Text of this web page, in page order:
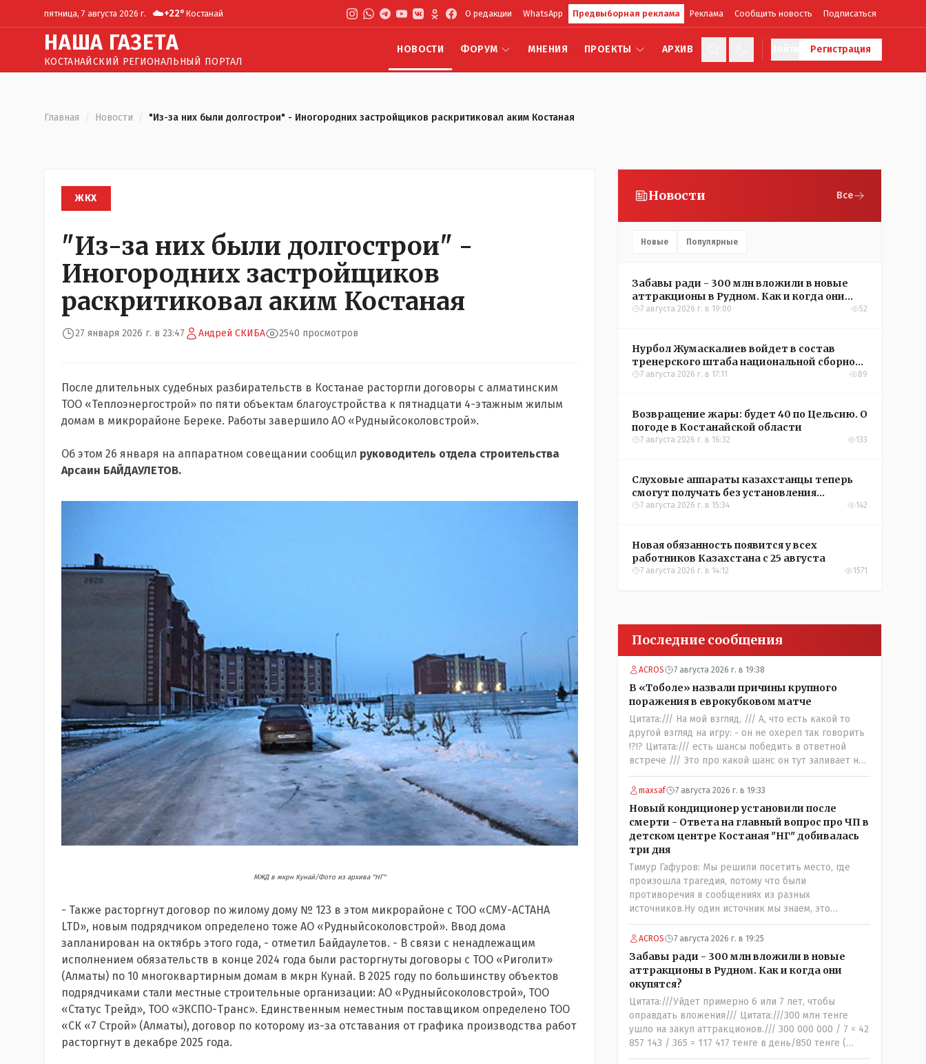
пятница, 7 августа 2026 г. ☁️+22° Костанай О редакции WhatsApp Предвыборная реклама Реклама Сообщить новость Подписаться
НАША ГАЗЕТА
КОСТАНАЙСКИЙ РЕГИОНАЛЬНЫЙ ПОРТАЛ
НОВОСТИ ФОРУМ МНЕНИЯ ПРОЕКТЫ АРХИВ Регистрация
Главная / Новости / "Из-за них были долгострои" - Иногородних застройщиков раскритиковал аким Костаная
ЖКХ
"Из-за них были долгострои" -
Иногородних застройщиков
раскритиковал аким Костаная
27 января 2026 г. в 23:47 Андрей СКИБА 2540 просмотров
После длительных судебных разбирательств в Костанае расторгли договоры с алматинским
ТОО «Теплоэнергострой» по пяти объектам благоустройства к пятнадцати 4-этажным жилым
домам в микрорайоне Береке. Работы завершило АО «Рудныйсоколовстрой».
Об этом 26 января на аппаратном совещании сообщил руководитель отдела строительства
Арсаин БАЙДАУЛЕТОВ.
МЖД в мкрн Кунай/Фото из архива "НГ"
- Также расторгнут договор по жилому дому № 123 в этом микрорайоне с ТОО «СМУ-АСТАНА
LTD», новым подрядчиком определено тоже АО «Рудныйсоколовстрой». Ввод дома
запланирован на октябрь этого года, - отметил Байдаулетов. - В связи с ненадлежащим
исполнением обязательств в конце 2024 года были расторгнуты договоры с ТОО «Риголит»
(Алматы) по 10 многоквартирным домам в мкрн Кунай. В 2025 году по большинству объектов
подрядчиками стали местные строительные организации: АО «Рудныйсоколовстрой», ТОО
«Статус Трейд», ТОО «ЭКСПО-Транс». Единственным неместным поставщиком определено ТОО
«СК «7 Строй» (Алматы), договор по которому из-за отставания от графика производства работ
расторгнут в декабре 2025 года.
Новости Все
Новые Популярные
Забавы ради - 300 млн вложили в новые
аттракционы в Рудном. Как и когда они
окупятся?
7 августа 2026 г. в 19:00 52
Нурбол Жумаскалиев войдет в состав
тренерского штаба национальной сборной
Казахстана по футболу
7 августа 2026 г. в 17:11 89
Возвращение жары: будет 40 по Цельсию. О
погоде в Костанайской области
7 августа 2026 г. в 16:32 133
Слуховые аппараты казахстанцы теперь
смогут получать без установления
инвалидности
7 августа 2026 г. в 15:34 142
Новая обязанность появится у всех
работников Казахстана с 25 августа
7 августа 2026 г. в 14:12 1571
Последние сообщения
ACROS 7 августа 2026 г. в 19:38
В «Тоболе» назвали причины крупного
поражения в еврокубковом матче
Цитата:/// На мой взгляд, /// А, что есть какой то
другой взгляд на игру: - он не охерел так говорить
!?!? Цитата:/// есть шансы победить в ответной
встрече /// Это про какой шанс он тут заливает нам
в уши: - ".. забить на своём поле ЧЕТЫРЕ гола и при
этом не пропустить ни ОДНОГО,,,,"- сказки Венского
леса. Цитата://я поздравляю их с этой победой//
Значит морально: - игроки Тобола уже проиграли
ответную встречу: - чудо на поле не бывает, если
только у тебя в команде играет сам Марадона....
maxsaf 7 августа 2026 г. в 19:33
Новый кондиционер установили после
смерти - Ответа на главный вопрос про ЧП в
детском центре Костаная "НГ" добивалась
три дня
Тимур Гафуров: Мы решили посетить место, где
произошла трагедия, потому что были
противоречия в сообщениях из разных
источников.Ну один источник мы знаем, это
правозащитный центр, они утверждают, что ничего
толком не работало на момент трагедии. А кто
второй источник, с противоречивой информацией?
Кто до вашей поездки утверждал, что там все ОК,
не жарко, и всё работает как надо?
ACROS 7 августа 2026 г. в 19:25
Забавы ради - 300 млн вложили в новые
аттракционы в Рудном. Как и когда они
окупятся?
Цитата:///Уйдет примерно 6 или 7 лет, чтобы
оправдать вложения/// Цитата:///300 млн тенге
ушло на закуп аттракционов./// 300 000 000 / 7 = 42
857 143 / 365 = 117 417 тенге в день/850 тенге (
средняя стоимость билета) - 138 человек в день -